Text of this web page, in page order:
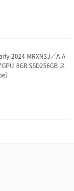
2024 MRXN3J／A A
8GB SSD256GB ス
〕